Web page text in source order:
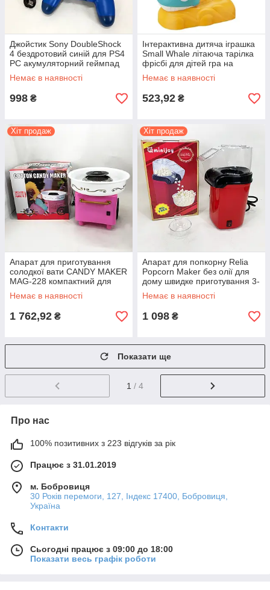
Джойстик Sony DoubleShock
4 бездротовий синій для PS4
PC акумуляторний геймпад
Немає в наявності
998 ₴
Інтерактивна дитяча іграшка
Small Whale літаюча тарілка
фрісбі для дітей гра на
свіжому повітрі
Немає в наявності
523,92 ₴
Хіт продаж
Апарат для приготування
солодкої вати CANDY MAKER
MAG-228 компактний для
дітей майстер-класів
Немає в наявності
1 762,92 ₴
Хіт продаж
Апарат для попкорну Relia
Popcorn Maker без олії для
дому швидке приготування 3-
5 хвилин
Немає в наявності
1 098 ₴
Показати ще
1 / 4
Про нас
100% позитивних з 223 відгуків за рік
Працює з 31.01.2019
м. Бобровиця
30 Років перемоги, 127, Індекс 17400, Бобровиця,
Україна
Контакти
Сьогодні працює з 09:00 до 18:00
Показати весь графік роботи